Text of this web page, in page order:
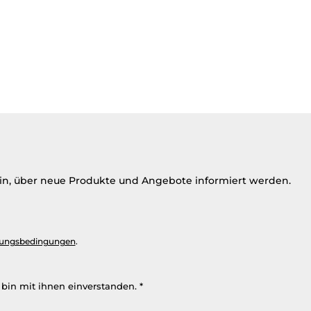
über neue Produkte und Angebote informiert werden.
.
mit ihnen einverstanden. *